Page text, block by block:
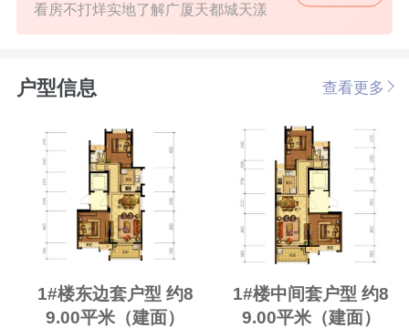
看房不打烊实地了解广厦天都城天漾
户型信息 查看更多
1#楼东边套户型 约8
9.00平米（建面）
1#楼中间套户型 约8
9.00平米（建面）